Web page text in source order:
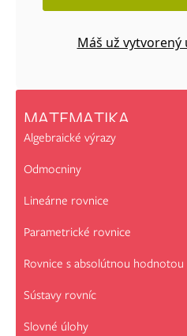
Máš už vytvorený
MATEMATIKA
Algebraické výrazy
Odmocniny
Lineárne rovnice
Parametrické rovnice
Rovnice s absolútnou hodnotou
Sústavy rovníc
Slovné úlohy